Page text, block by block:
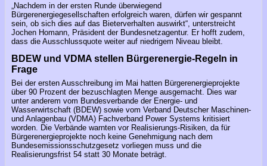
„Nachdem in der ersten Runde überwiegend
Bürgerenergiegesellschaften erfolgreich waren, dürfen wir gespannt
sein, ob sich dies auf das Bieterverhalten auswirkt“, unterstreicht
Jochen Homann, Präsident der Bundesnetzagentur. Er hofft zudem,
dass die Ausschlussquote weiter auf niedrigem Niveau bleibt.
BDEW und VDMA stellen Bürgerenergie-Regeln in
Frage
Bei der ersten Ausschreibung im Mai hatten Bürgerenergieprojekte
über 90 Prozent der bezuschlagten Menge ausgemacht. Dies war
unter anderem vom Bundesverbande der Energie- und
Wasserwirtschaft (BDEW) sowie vom Verband Deutscher Maschinen-
und Anlagenbau (VDMA) Fachverband Power Systems kritisiert
worden. Die Verbände warnten vor Realisierungs-Risiken, da für
Bürgerenergieprojekte noch keine Genehmigung nach dem
Bundesemissionsschutzgesetz vorliegen muss und die
Realisierungsfrist 54 statt 30 Monate beträgt.